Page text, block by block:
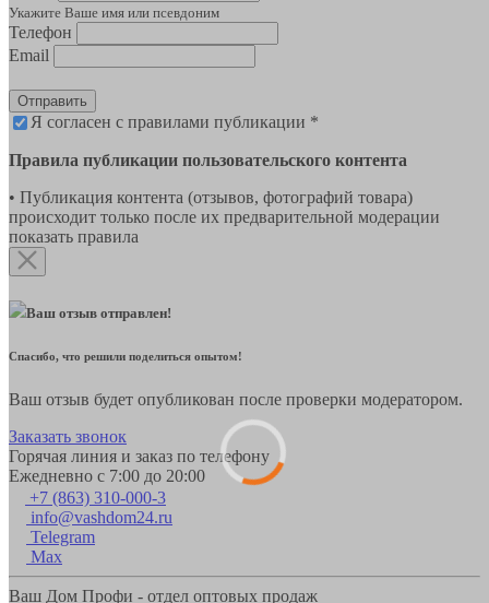
Укажите Ваше имя или псевдоним
Телефон
Email
Отправить
Я согласен с правилами публикации *
Правила публикации пользовательского контента
• Публикация контента (отзывов, фотографий товара)
происходит только после их предварительной модерации
показать правила
Ваш отзыв отправлен!
Спасибо, что решили поделиться опытом!
Ваш отзыв будет опубликован после проверки модератором.
Заказать звонок
Горячая линия и заказ по телефону
Ежедневно с 7:00 до 20:00
+7 (863) 310-000-3
info@vashdom24.ru
Telegram
Max
Ваш Дом Профи - отдел оптовых продаж